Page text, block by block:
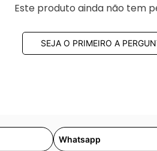
Este produto ainda não tem
SEJA O PRIMEIRO A